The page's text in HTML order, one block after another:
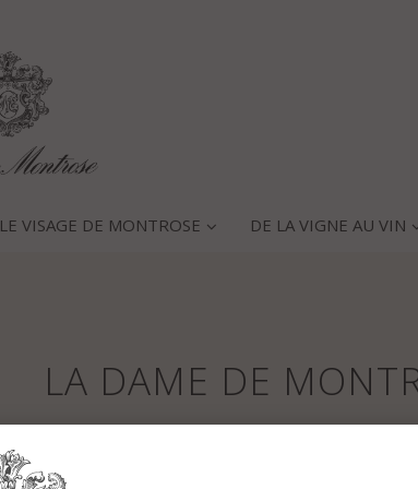
LE VISAGE DE MONTROSE DE LA VIGNE AU VIN
LA DAME DE
Un début d’année sec et chaud entraina une